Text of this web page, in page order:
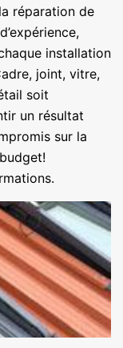
réparation de
installation
joint, vitre,
soit
un résultat
sur la